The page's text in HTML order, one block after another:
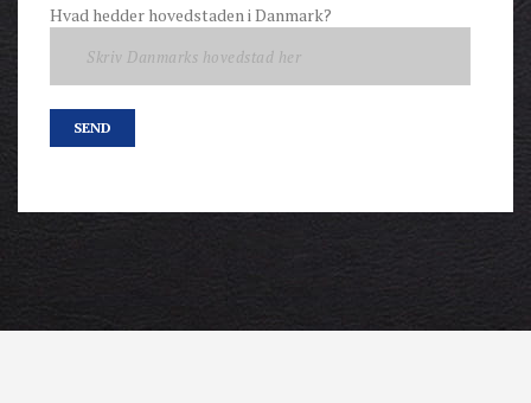
Hvad hedder hovedstaden i Danmark?
Please leave this field empty.